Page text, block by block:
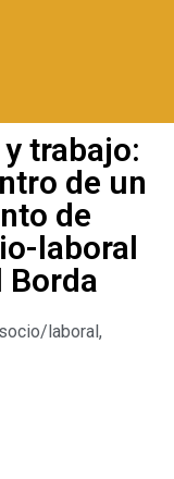
trabajo:
de un
de
laboral
Borda
laboral,